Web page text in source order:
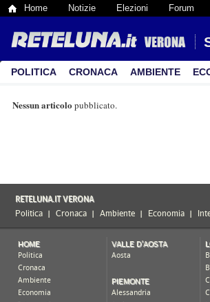
Home Notizie Elezioni Forum
POLITICA CRONACA AMBIENTE
Nessun articolo pubblicato.